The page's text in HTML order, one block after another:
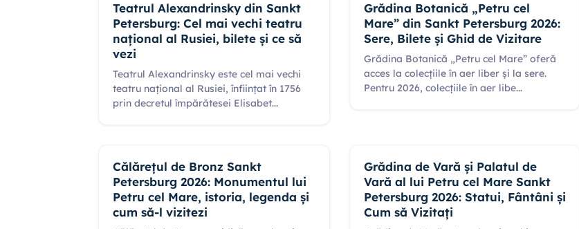
Teatrul Alexandrinsky din Sankt
Petersburg: Cel mai vechi teatru
național al Rusiei, bilete și ce să
vezi
Teatrul Alexandrinsky este cel mai vechi
teatru național al Rusiei, înființat în 1756
prin decretul împărătesei Elisabet...
Grădina Botanică „Petru cel
Mare” din Sankt Petersburg 2026:
Sere, Bilete și Ghid de Vizitare
Grădina Botanică „Petru cel Mare” oferă
acces la colecțiile în aer liber și la sere.
Pentru 2026, colecțiile în aer libe...
Călărețul de Bronz Sankt
Petersburg 2026: Monumentul lui
Petru cel Mare, istoria, legenda și
cum să-l vizitezi
Grădina de Vară și Palatul de
Vară al lui Petru cel Mare Sankt
Petersburg 2026: Statui, Fântâni și
Cum să Vizitați